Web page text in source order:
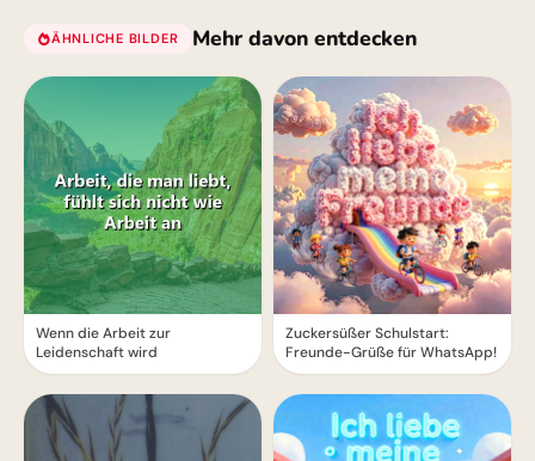
ÄHNLICHE BILDER Mehr davon entdecken
Wenn die Arbeit zur
Leidenschaft wird
Zuckersüßer Schulstart:
Freunde-Grüße für WhatsApp!